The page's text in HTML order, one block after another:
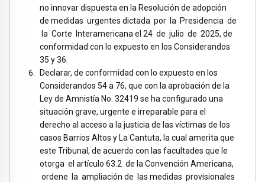
no innovar dispuesta en la Resolución de adopción
de medidas urgentes dictada por la Presidencia de
la Corte Interamericana el 24 de julio de 2025, de
conformidad con lo expuesto en los Considerandos
35 y 36.
Declarar, de conformidad con lo expuesto en los
Considerandos 54 a 76, que con la aprobación de la
Ley de Amnistía No. 32419 se ha configurado una
situación grave, urgente e irreparable para el
derecho al acceso a la justicia de las víctimas de los
casos Barrios Altos y La Cantuta, la cual amerita que
este Tribunal, de acuerdo con las facultades que le
otorga el artículo 63.2 de la Convención Americana,
ordene la ampliación de las medidas provisionales